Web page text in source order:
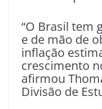
“O Brasil tem
e de mão de
inflação
crescimento
afirmou
Divisão de